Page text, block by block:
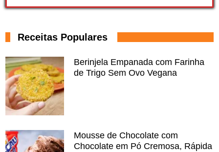
Receitas Populares
Berinjela Empanada com Farinha
de Trigo Sem Ovo Vegana
Mousse de Chocolate com
Chocolate em Pó Cremosa, Rápida